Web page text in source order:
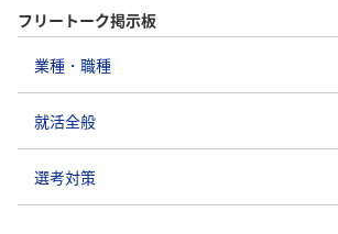
フリートーク掲示板
業種・職種
就活全般
選考対策